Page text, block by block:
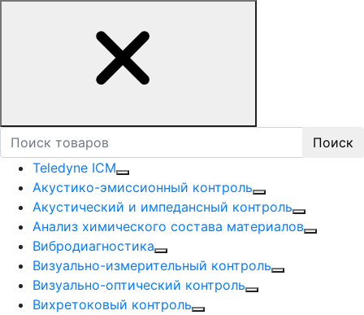
Поиск
Teledyne ICM
Акустико-эмисcионный контроль
Акустический и импедансный контроль
Анализ химического состава материалов
Вибродиагностика
Визуально-измерительный контроль
Визуально-оптический контроль
Вихретоковый контроль